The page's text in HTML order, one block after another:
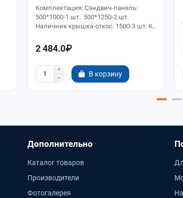
Комплектация: Сэндвич-панель:
500*1000-1 шт. 500*1250-2 шт.
Наличник крышка-откос: 1500-3 шт. К..
2 484.0₽
В корзину
Дополнительно
Каталог товаров
Производители
Фотогалерея